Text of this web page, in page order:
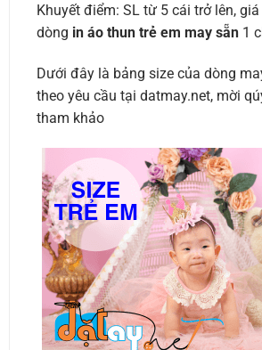
Khuyết điểm: SL từ 5 cái trở lên,
dòng in áo thun trẻ em may sẵn1
Dưới đây là bảng size của dòng
theo yêu cầu tại datmay.net, mời
tham khảo